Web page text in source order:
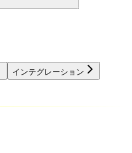
インテグレーション